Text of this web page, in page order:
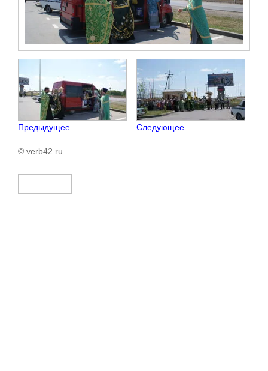
Предыдущее Следующее
© verb42.ru